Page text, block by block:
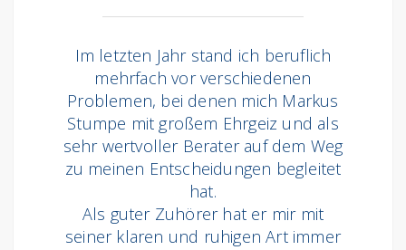
Im letzten Jahr stand ich beruflich
mehrfach vor verschiedenen
Problemen, bei denen mich Markus
Stumpe mit großem Ehrgeiz und als
sehr wertvoller Berater auf dem Weg
zu meinen Entscheidungen begleitet
hat.
Als guter Zuhörer hat er mir mit
seiner klaren und ruhigen Art immer